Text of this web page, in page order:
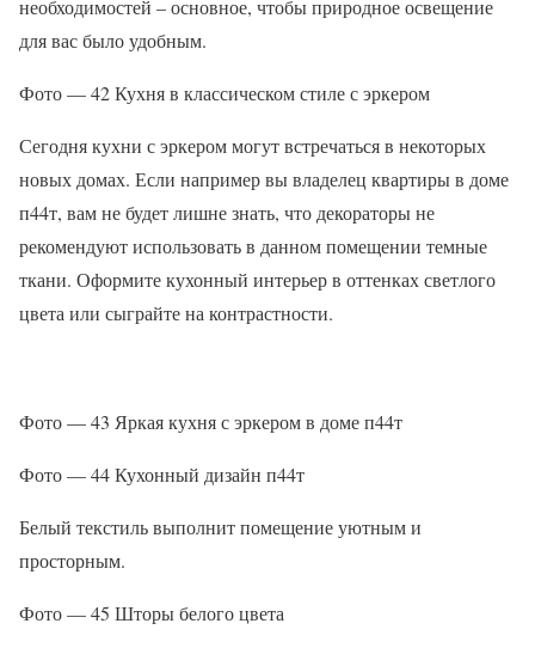
необходимостей – основное, чтобы природное освещение
для вас было удобным.
Фото — 42 Кухня в классическом стиле с эркером
Сегодня кухни с эркером могут встречаться в некоторых
новых домах. Если например вы владелец квартиры в доме
п44т, вам не будет лишне знать, что декораторы не
рекомендуют использовать в данном помещении темные
ткани. Оформите кухонный интерьер в оттенках светлого
цвета или сыграйте на контрастности.
Фото — 43 Яркая кухня с эркером в доме п44т
Фото — 44 Кухонный дизайн п44т
Белый текстиль выполнит помещение уютным и
просторным.
Фото — 45 Шторы белого цвета